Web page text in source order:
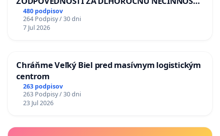
A ZLYHANIE ŠTÁTU
480 podpisov
264 Podpisy / 30 dni
7 Jul 2026
Chráňme Veľký Biel pred masívnym logistickým
centrom
263 podpisov
263 Podpisy / 30 dni
23 Jul 2026